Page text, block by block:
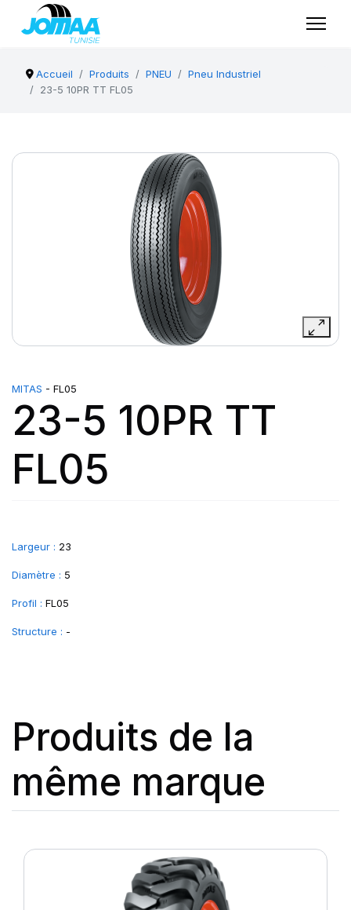
Accueil Produits PNEU
Pneu Industriel
23-5 10PR TT FL05
MITAS - FL05
23-5 10PR TT
FL05
Largeur : 23
Diamètre : 5
Profil : FL05
Structure : -
Produits de la
même marque